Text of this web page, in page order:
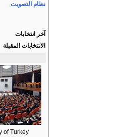
نظام التصويت
آخر انتخابات
الانتخابات المقبلة
of Turkey